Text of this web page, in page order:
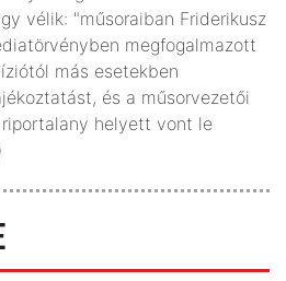
vélik: "műsoraiban Friderikusz
megfogalmazott
más esetekben
és a műsorvezetői
helyett vont le